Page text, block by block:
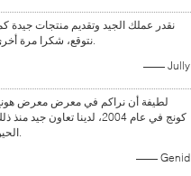
نقدر عملك الجيد وتقديم منتجات جيدة
نتوقع، شكرا مرة أخرى.
—— Jully
لطيفة أن نراكم في معرض معرض
كونج في عام 2004، لدينا تعاون جيد منذ
الحين.
—— Genid